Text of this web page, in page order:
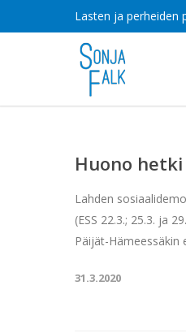
Lasten ja perheiden
Huono
Lahden
(ESS 22.3.; 25.3. ja
Päijät-Hämeessäkin
31.3.2020